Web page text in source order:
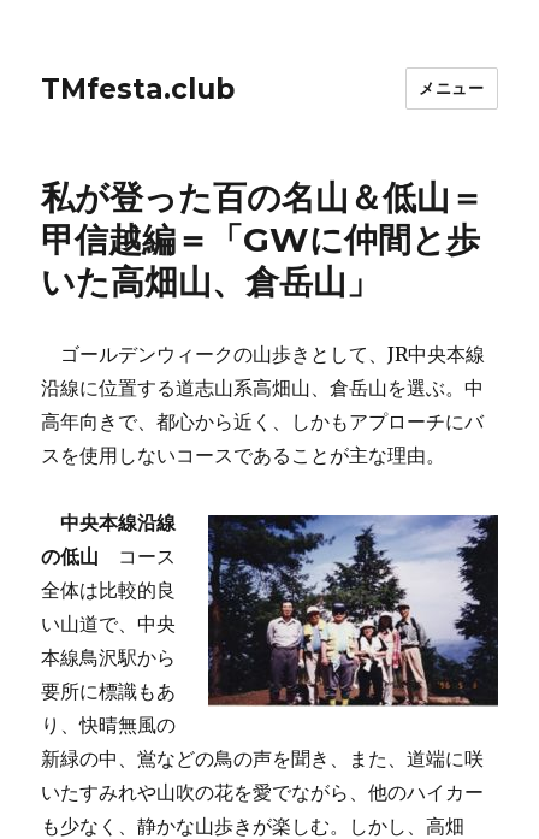
TMfesta.club メニュー
私が登った百の名山＆低山＝
甲信越編＝「GWに仲間と歩
いた高畑山、倉岳山」
ゴールデンウィークの山歩きとして、JR中央本線
沿線に位置する道志山系高畑山、倉岳山を選ぶ。中
高年向きで、都心から近く、しかもアプローチにバ
スを使用しないコースであることが主な理由。
中央本線沿線
の低山 コース
全体は比較的良
い山道で、中央
本線鳥沢駅から
要所に標識もあ
り、快晴無風の
新緑の中、鴬などの鳥の声を聞き、また、道端に咲
いたすみれや山吹の花を愛でながら、他のハイカー
も少なく、静かな山歩きが楽しむ。しかし、高畑